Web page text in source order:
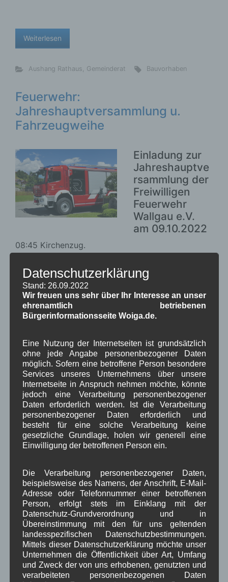
Weiterlesen
Aushang Rathaus, Gemeinderat Bauvorhaben
Feuerwehr:
Jahreshauptversammlung u.
Fahrzeugweihe
Einladung zur
Jahreshauptve
rsammlung der
Freiwilligen
Feuerwehr
Wallgau e.V.
am 09.10.2022
08:45 Kirchenzug.
am Feuerwehrhaus.
Weiterlesen
in Wallgau Dorfleben,Infrastruktur,Kirche
Wallgauer Feste und ihre
Schmankerl
Datenschutzerklärung
Stand: 26.09.2022
Wir freuen uns sehr über Ihr Interesse an unser
ehrenamtlich betriebenen
Bürgerinformationsseite Woiga.de.
Eine Nutzung der Internetseiten ist grundsätzlich
ohne jede Angabe personenbezogener Daten
möglich. Sofern eine betroffene Person besondere
Services unseres Unternehmens über unsere
Internetseite in Anspruch nehmen möchte, könnte
jedoch eine Verarbeitung personenbezogener
Daten erforderlich werden. Ist die Verarbeitung
personenbezogener Daten erforderlich und
besteht für eine solche Verarbeitung keine
gesetzliche Grundlage, holen wir generell eine
Einwilligung der betroffenen Person ein.
Die Verarbeitung personenbezogener Daten,
beispielsweise des Namens, der Anschrift, E-Mail-
Adresse oder Telefonnummer einer betroffenen
Person, erfolgt stets im Einklang mit der
Datenschutz-Grundverordnung und in
Übereinstimmung mit den für uns geltenden
landesspezifischen Datenschutzbestimmungen.
Mittels dieser Datenschutzerklärung möchte unser
Unternehmen die Öffentlichkeit über Art, Umfang
und Zweck der von uns erhobenen, genutzten und
verarbeiteten personenbezogenen Daten